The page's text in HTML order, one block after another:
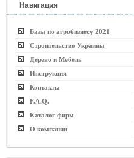
Навигация
Базы по агробизнесу 2021
Строительство Украины
Дерево и Мебель
Инструкция
Контакты
F.A.Q.
Каталог фирм
О компании